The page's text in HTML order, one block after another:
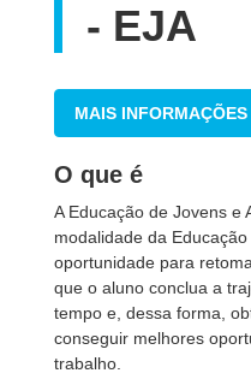
- EJA
MAIS INFORMAÇÕES
O que é
A Educação de Jovens e
modalidade da
oportunidade para
que o aluno conclua a
tempo e, dessa forma,
conseguir melhores
trabalho.